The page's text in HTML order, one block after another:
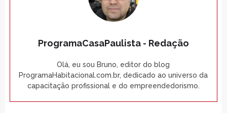
ProgramaCasaPaulista - Redação
Olá, eu sou Bruno, editor do blog
ProgramaHabitacional.com.br, dedicado ao universo da
capacitação profissional e do empreendedorismo.